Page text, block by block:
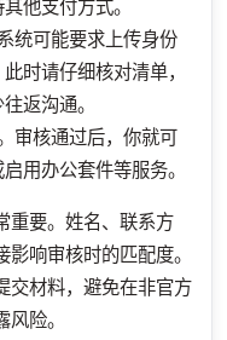
他支付方式。
统可能要求上传身份
时请仔细核对清单，
返沟通。
审核通过后，你就可
用办公套件等服务。
重要。姓名、联系方
响审核时的匹配度。
交材料，避免在非官方
险。